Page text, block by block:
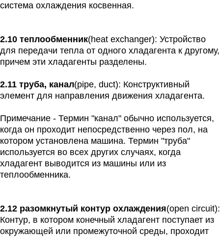
система охлаждения косвенная.
2.10 теплообменник(heat exchanger): Устройство
для передачи тепла от одного хладагента к другому,
причем эти хладагенты разделены.
2.11 труба, канал(pipe, duct): Конструктивный
элемент для направления движения хладагента.
Примечание - Термин "канал" обычно используется,
когда он проходит непосредственно через пол, на
котором установлена машина. Термин "труба"
используется во всех других случаях, когда
хладагент выводится из машины или из
теплообменника.
2.12 разомкнутый контур охлаждения(open circuit):
Контур, в котором конечный хладагент поступает из
окружающей или промежуточной среды, проходит